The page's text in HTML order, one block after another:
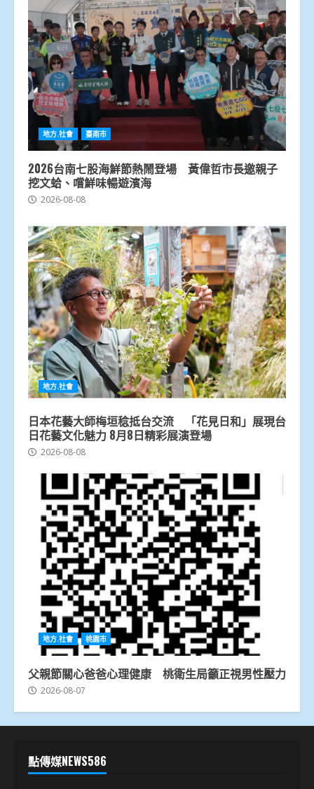
地方.社會 臺南市
2026台南七股海鮮節熱鬧登場 黃偉哲市長邀親子
挖文蛤、嚐鮮味暢遊濱海
2026-08-08
地方.社會
日本花藝大師梅垣稔抵台交流 「花見日和」展現台
日花藝文化魅力 8月8日精彩展演登場
2026-08-08
地方.社會 桃園市
父親節關心爸爸心理健康 桃衛生局籲正視男性壓力
2026-08-07
點傳媒NEWS586